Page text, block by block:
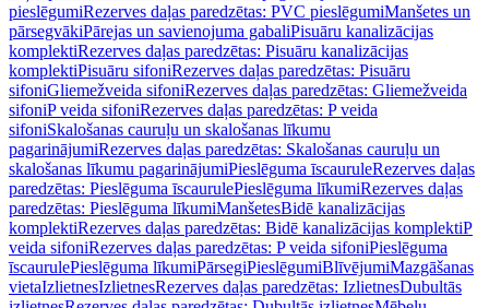
pieslēgumiRezerves daļas paredzētas: PVC pieslēgumiManšetes un
pārsegvākiPārejas un savienojuma gabaliPisuāru kanalizācijas
komplektiRezerves daļas paredzētas: Pisuāru kanalizācijas
komplektiPisuāru sifoniRezerves daļas paredzētas: Pisuāru
sifoniGliemežveida sifoniRezerves daļas paredzētas: Gliemežveida
sifoniP veida sifoniRezerves daļas paredzētas: P veida
sifoniSkalošanas cauruļu un skalošanas līkumu
pagarinājumiRezerves daļas paredzētas: Skalošanas cauruļu un
skalošanas līkumu pagarinājumiPieslēguma īscauruleRezerves daļas
paredzētas: Pieslēguma īscaurulePieslēguma līkumiRezerves daļas
paredzētas: Pieslēguma līkumiManšetesBidē kanalizācijas
komplektiRezerves daļas paredzētas: Bidē kanalizācijas komplektiP
veida sifoniRezerves daļas paredzētas: P veida sifoniPieslēguma
īscaurulePieslēguma līkumiPārsegiPieslēgumiBlīvējumiMazgāšanas
vietaIzlietnesIzlietnesRezerves daļas paredzētas: IzlietnesDubultās